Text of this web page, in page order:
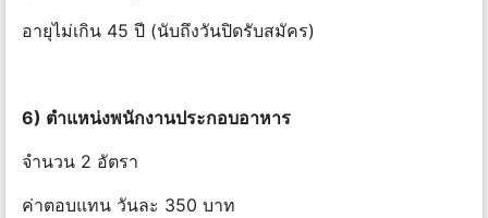
อายุไม่เกิน 45 ปี (นับถึงวันปิดรับสมัคร)
6) ตําแหน่งพนักงานประกอบอาหาร
จํานวน 2 อัตรา
ค่าตอบแทน วันละ 350 บาท